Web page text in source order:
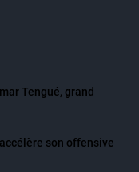
Tengué, grand
son offensive